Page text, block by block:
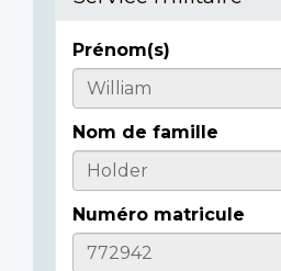
Informations
sur
l'individu
Prénom(s)
Nom de famille
Numéro matricule